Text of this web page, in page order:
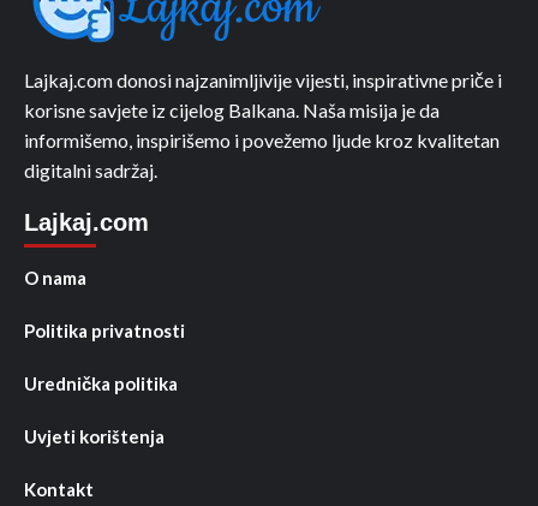
Lajkaj.com donosi najzanimljivije vijesti, inspirativne priče i
korisne savjete iz cijelog Balkana. Naša misija je da
informišemo, inspirišemo i povežemo ljude kroz kvalitetan
digitalni sadržaj.
Lajkaj.com
O nama
Politika privatnosti
Urednička politika
Uvjeti korištenja
Kontakt